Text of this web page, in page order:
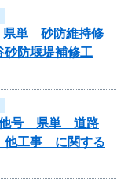
県単 砂防維持修
砂防堰堤補修工
他号 県単 道路
他工事 に関する